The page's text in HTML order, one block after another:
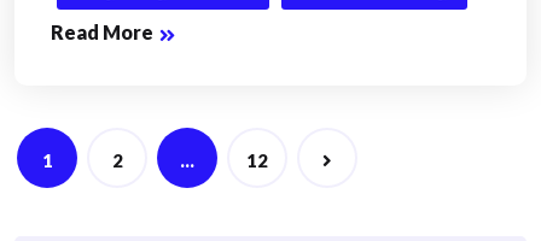
Read More
Posts
navigation
1 2 … 12